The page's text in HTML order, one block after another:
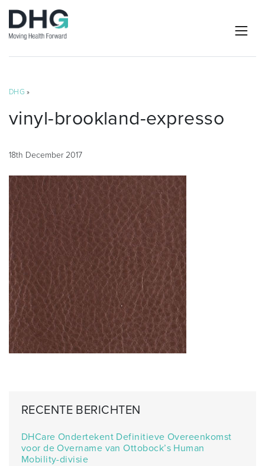
DHG »
vinyl-brookland-expresso
18th December 2017
RECENTE BERICHTEN
DHCare Ondertekent Definitieve Overeenkomst
voor de Overname van Ottobock’s Human
Mobility-divisie